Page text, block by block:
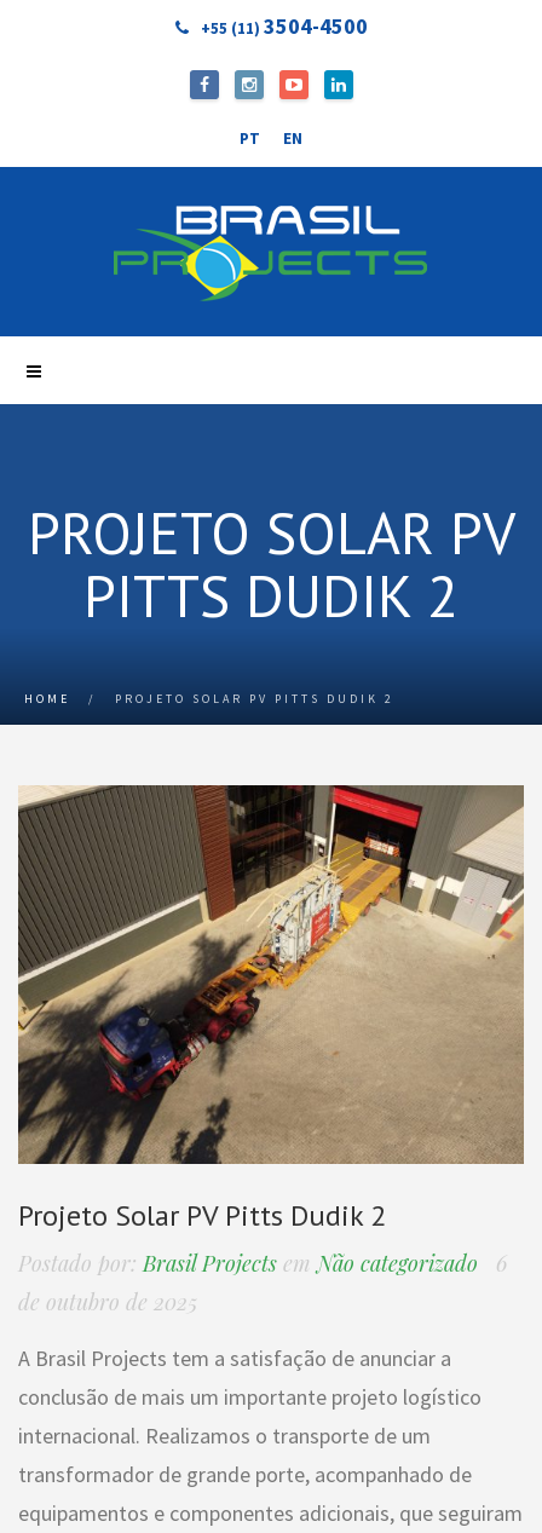
+55 (11) 3504-4500
PT EN
PROJETO SOLAR PV
PITTS DUDIK 2
HOME / PROJETO SOLAR PV PITTS DUDIK 2
Projeto Solar PV Pitts Dudik 2
Postado por: Brasil Projects em Não categorizado
6
de outubro de 2025
A Brasil Projects tem a satisfação de anunciar a
conclusão de mais um importante projeto logístico
internacional. Realizamos o transporte de um
transformador de grande porte, acompanhado de
equipamentos e componentes adicionais, que seguiram